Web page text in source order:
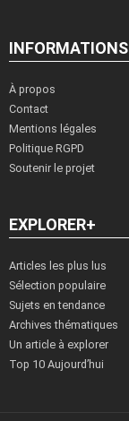
INFORMATIONS
À propos
Contact
Mentions légales
Politique RGPD
Soutenir le projet
EXPLORER+
Articles les plus lus
Sélection populaire
Sujets en tendance
Archives thématiques
Un article à explorer
Top 10 Aujourd’hui